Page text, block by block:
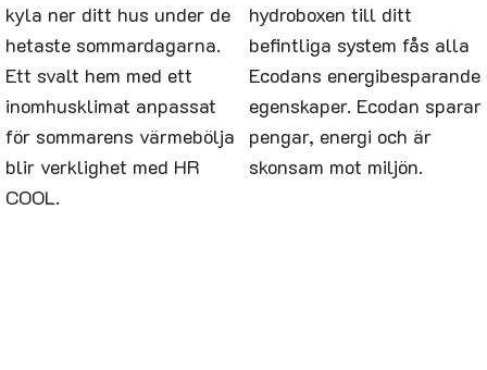
kyla ner ditt hus under de
hetaste sommardagarna.
Ett svalt hem med ett
inomhusklimat anpassat
för sommarens värmebölja
blir verklighet med HR
COOL.
hydroboxen till ditt
befintliga system fås alla
Ecodans energibesparande
egenskaper. Ecodan sparar
pengar, energi och är
skonsam mot miljön.